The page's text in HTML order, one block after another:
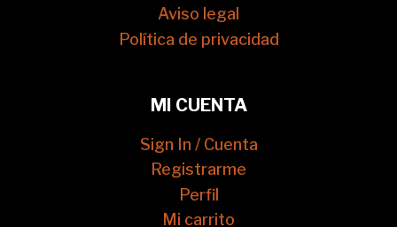
Aviso legal
Política de privacidad
MI CUENTA
Sign In / Cuenta
Registrarme
Perfil
Mi carrito